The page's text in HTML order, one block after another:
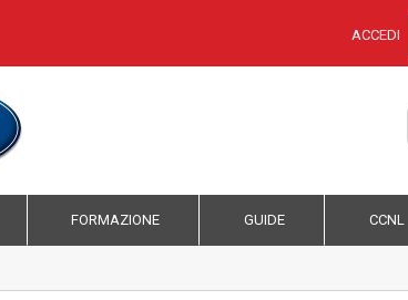
ACCEDI
FORMAZIONE GUIDE CCNL